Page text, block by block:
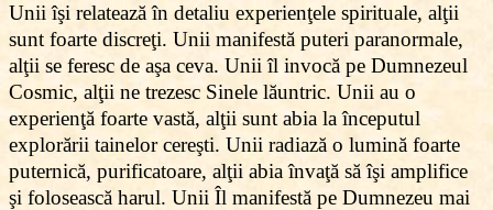
Unii îşi relatează în detaliu experienţele spirituale, alţii
sunt foarte discreţi. Unii manifestă puteri paranormale,
alţii se feresc de aşa ceva. Unii îl invocă pe Dumnezeul
Cosmic, alţii ne trezesc Sinele lăuntric. Unii au o
experienţă foarte vastă, alţii sunt abia la începutul
explorării tainelor cereşti. Unii radiază o lumină foarte
puternică, purificatoare, alţii abia învaţă să îşi amplifice
şi folosească harul. Unii Îl manifestă pe Dumnezeu mai